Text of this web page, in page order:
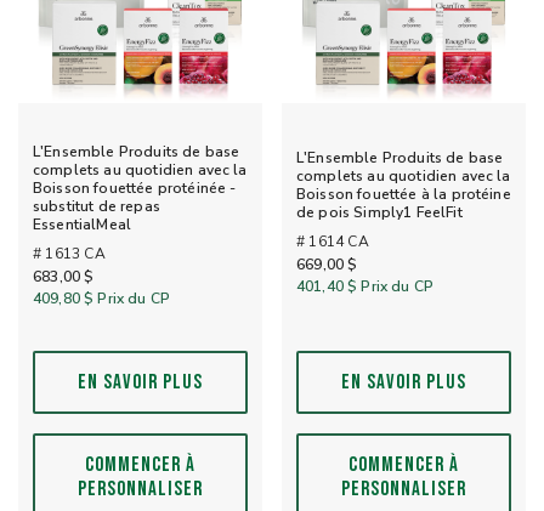
L'Ensemble Produits de base
complets au quotidien avec la
Boisson fouettée protéinée -
substitut de repas
EssentialMeal
# 1613 CA
683,00 $
409,80 $ Prix du CP
EN SAVOIR PLUS
COMMENCER À
PERSONNALISER
L'Ensemble Produits de base
complets au quotidien avec la
Boisson fouettée à la protéine
de pois Simply1 FeelFit
# 1614 CA
669,00 $
401,40 $ Prix du CP
EN SAVOIR PLUS
COMMENCER À
PERSONNALISER